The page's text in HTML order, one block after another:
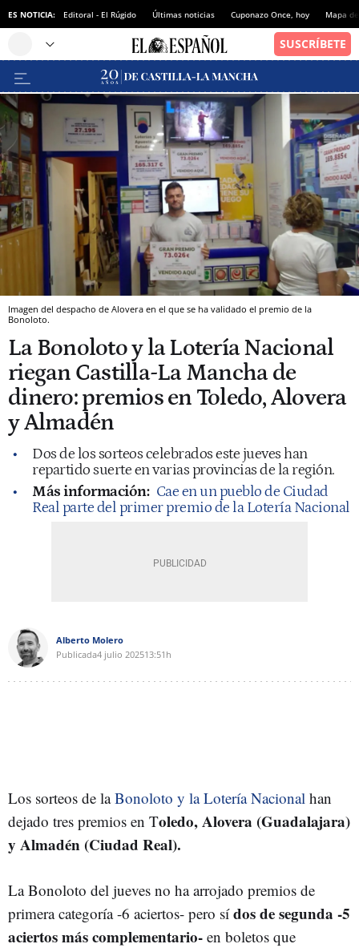
ES NOTICIA: Editoral - El Rúgido Últimas noticias Cuponazo Once, hoy Mapa
Imagen del despacho de Alovera en el que se ha validado el premio de la
Bonoloto.
La Bonoloto y la Lotería Nacional
riegan Castilla-La Mancha de
dinero: premios en Toledo, Alovera
y Almadén
Dos de los sorteos celebrados este jueves han
repartido suerte en varias provincias de la región.
Más información: Cae en un pueblo de Ciudad
Real parte del primer premio de la Lotería Nacional
Alberto Molero
Publicada4 julio 202513:51h
Los sorteos de laBonoloto y la Lotería Nacional han
dejado tres premios en Toledo, Alovera (Guadalajara)
y Almadén (Ciudad Real).
La Bonoloto del jueves no ha arrojado premios de
primera categoría -6 aciertos- pero sídos de segunda -5
aciertos más complementario- en boletos que